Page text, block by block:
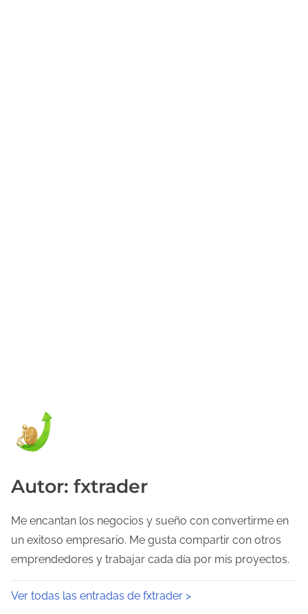
Autor: fxtrader
Me encantan los negocios y sueño con convertirme en
un exitoso empresario. Me gusta compartir con otros
emprendedores y trabajar cada día por mis proyectos.
Ver todas las entradas de fxtrader >